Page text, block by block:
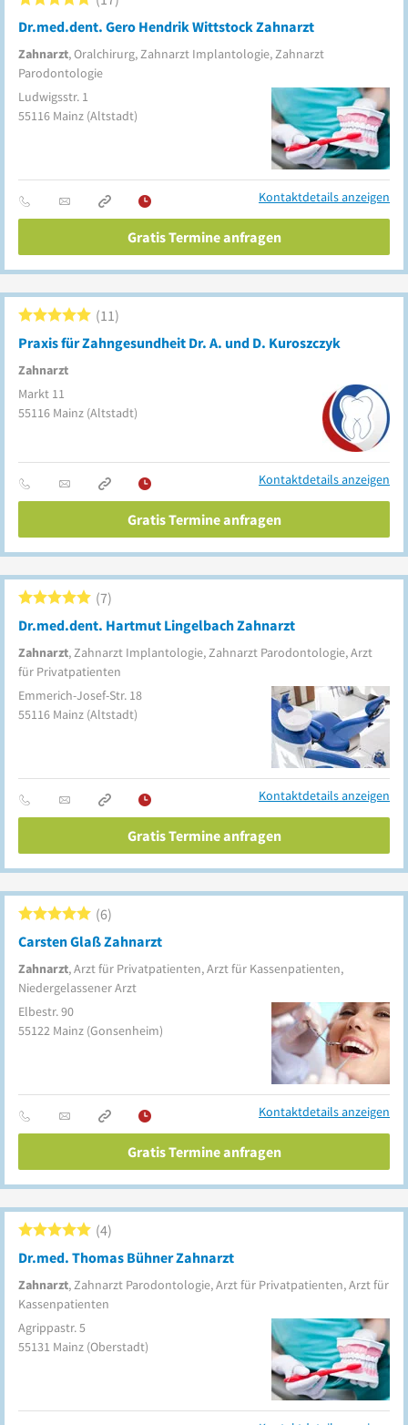
Dr.med.dent. Gero Hendrik Wittstock Zahnarzt
Zahnarzt, Oralchirurg, Zahnarzt Implantologie, Zahnarzt
Parodontologie
Ludwigsstr. 1
55116 Mainz (Altstadt)
Kontaktdetails anzeigen
Gratis Termine anfragen
Praxis für Zahngesundheit Dr. A. und D. Kuroszczyk
Zahnarzt
11
Markt 11
55116 Mainz (Altstadt)
Kontaktdetails anzeigen
Gratis Termine anfragen
Dr.med.dent. Hartmut Lingelbach Zahnarzt
Zahnarzt, Zahnarzt Implantologie, Zahnarzt Parodontologie, Arzt
für Privatpatienten
7
Emmerich-Josef-Str. 18
55116 Mainz (Altstadt)
Kontaktdetails anzeigen
Gratis Termine anfragen
Carsten Glaß Zahnarzt
Zahnarzt, Arzt für Privatpatienten, Arzt für Kassenpatienten,
Niedergelassener Arzt
6
Elbestr. 90
55122 Mainz (Gonsenheim)
Kontaktdetails anzeigen
Gratis Termine anfragen
Dr.med. Thomas Bühner Zahnarzt
Zahnarzt, Zahnarzt Parodontologie, Arzt für Privatpatienten, Arzt für
Kassenpatienten
4
Agrippastr. 5
55131 Mainz (Oberstadt)